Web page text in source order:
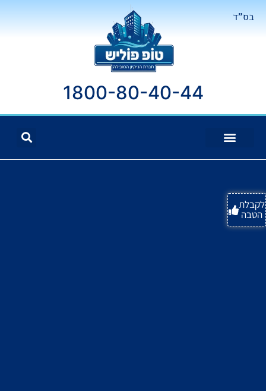
בס"ד
1800-80-40-44
לקבלת
הטבה